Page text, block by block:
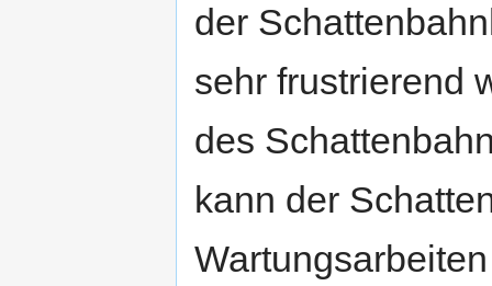
der
sehr frustrierend
des
kann der